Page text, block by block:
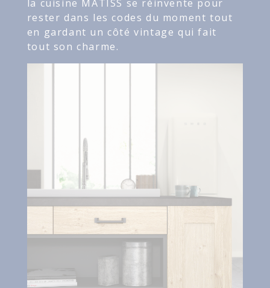
la cuisine MATISS se réinvente pour
rester dans les codes du moment tout
en gardant un côté vintage qui fait
tout son charme.